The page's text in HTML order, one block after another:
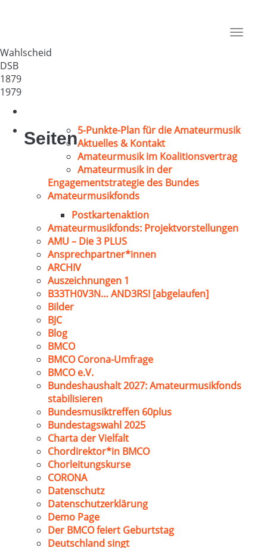
Toggle
Wahlscheid
DSB
1879
1979
Seiten5-Punkte-Plan für die Amateurmusik
Aktuelles & Kontakt
Amateurmusik im Koalitionsvertrag
Amateurmusik in der
Engagementstrategie des Bundes
Amateurmusikfonds
Postkartenaktion
Amateurmusikfonds: Projektvorstellungen
AMU – Die 3 PLUS
Ansprechpartner*innen
ARCHIV
Auszeichnungen 1
B33TH0V3N… AND3RS! [abgelaufen]
Bilder
BJC
Blog
BMCO
BMCO Corona-Umfrage
BMCO e.V.
Bundeshaushalt 2027: Amateurmusikfonds
stabilisieren
Bundesmusiktreffen 60plus
Bundestagswahl 2025
Charta der Vielfalt
Chordirektor*in BMCO
Chorleitungskurse
CORONA
Datenschutz
Datenschutzerklärung
Demo Page
Der BMCO feiert Geburtstag
Deutschland singt